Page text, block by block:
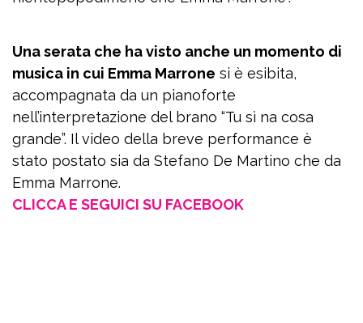
Una serata che ha visto anche un momento di
musica in cui Emma Marrone si è esibita,
accompagnata da un pianoforte
nell’interpretazione del brano “Tu sì na cosa
grande”. Il video della breve performance è
stato postato sia da Stefano De Martino che da
Emma Marrone.
CLICCA E SEGUICI SU FACEBOOK